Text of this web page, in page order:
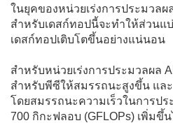
ในยุคของหน่วยเร่งการประมวลผ
สำหรับเดสก์ทอปนี้จะทำให้ส่วนแ
เดสก์ทอปเติบโตขึ้นอย่างแน่นอน
สำหรับหน่วยเร่งการประมวลผล
สำหรับพีซีให้สมรรถนะสูงขึ้น แล
โดยสมรรถนะความเร็วในการป
700 กิกะฟลอบ (GFLOPs) เพิ่มขึ้